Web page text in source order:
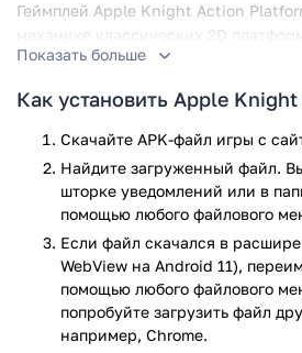
Геймплей Apple Knight Action
механике классических 2D
управляет главным героем, который
включая боссов, и решить
пройти каждый уровень, игроку
прыгать и избегать ловушек.
Графика Apple Knight Action
и красочном 2D стиле, который
классических платформеров.
осуществляется с помощью
экране, которые настраиваются в
предпочтениями пользователя.
Показать больше
Как установить Apple
Скачайте APK-файл игры с
Найдите загруженный файл.
шторке уведомлений или в
помощью любого файлового
Если файл скачался в
WebView на Android 11),
помощью любого файлового
попробуйте загрузить файл
например, Chrome.